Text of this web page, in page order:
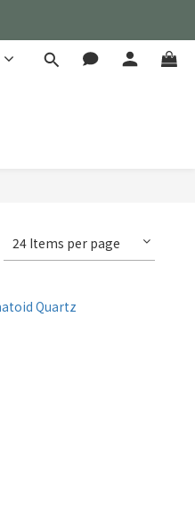
24 Items per page